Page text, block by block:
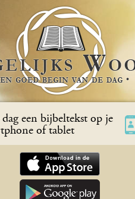
een bijbeltekst op je
of tablet